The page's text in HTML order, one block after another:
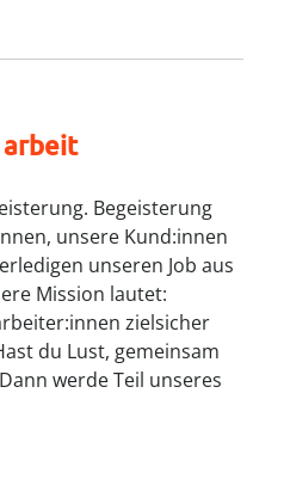
arbeit
Begeisterung
unsere Kund:innen
unseren Job aus
Mission lautet:
zielsicher
du Lust, gemeinsam
werde Teil unseres